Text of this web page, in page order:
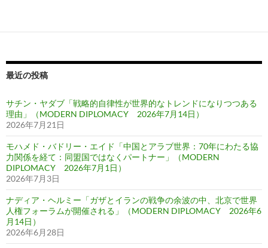
最近の投稿
サチン・ヤダブ「戦略的自律性が世界的なトレンドになりつつある
理由」（MODERN DIPLOMACY 2026年7月14日）
2026年7月21日
モハメド・バドリー・エイド「中国とアラブ世界：70年にわたる協
力関係を経て：同盟国ではなくパートナー」（MODERN
DIPLOMACY 2026年7月1日）
2026年7月3日
ナディア・ヘルミー「ガザとイランの戦争の余波の中、北京で世界
人権フォーラムが開催される」（MODERN DIPLOMACY 2026年6
月14日）
2026年6月28日